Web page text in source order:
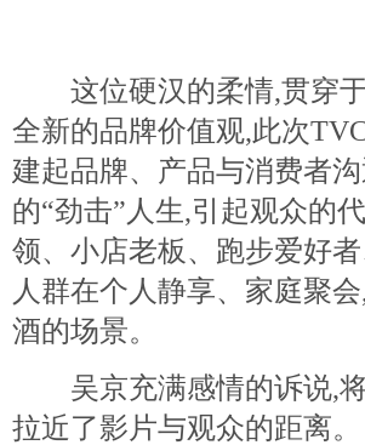
这位硬汉的柔情,贯穿于
全新的品牌价值观,此次
建起品牌、产品与消费者
的“劲击”人生,引起观众的
领、小店老板、跑步爱好
人群在个人静享、家庭聚
酒的场景。
吴京充满感情的诉说,将
拉近了影片与观众的距离。